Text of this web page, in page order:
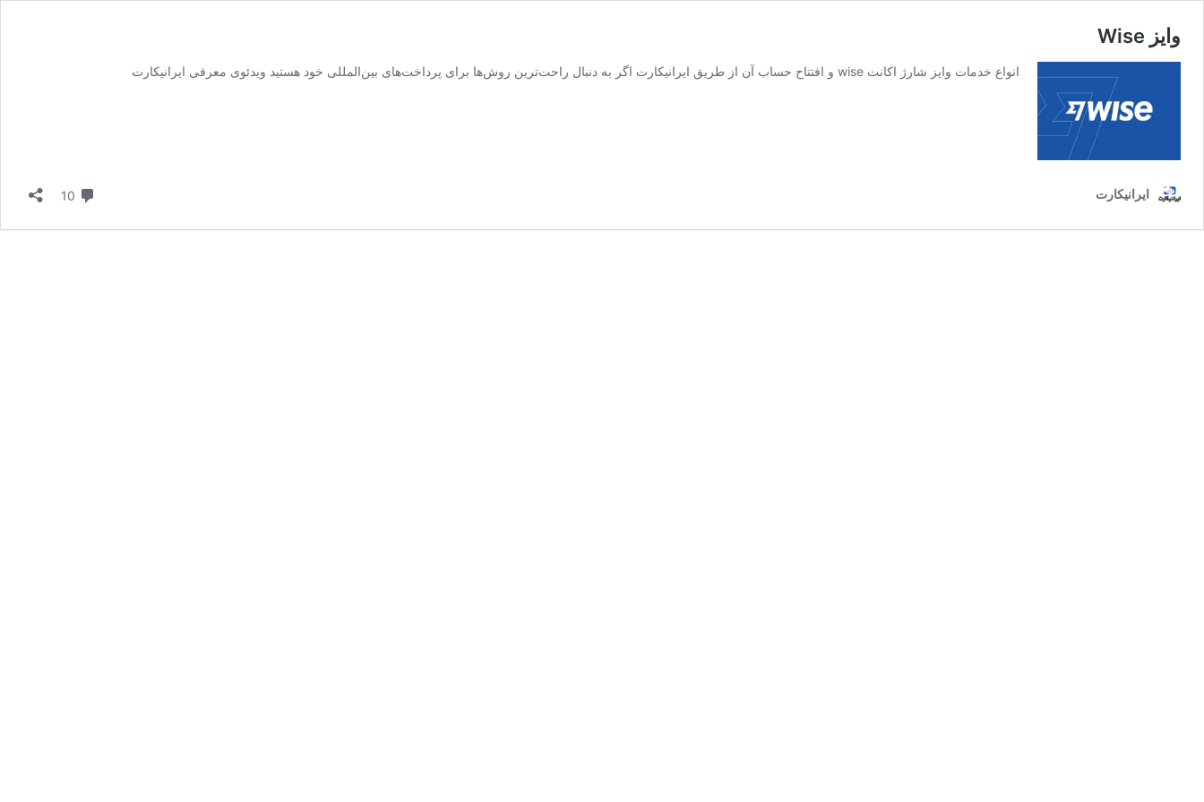
وایز Wise
انواع خدمات وایز شارژ اکانت wise و افتتاح حساب آن از طریق ایرانیکارت اگر به دنبال راحت‌ترین روش‌ها برای پرداخت‌های بین‌المللی خود هستید ویدئوی معرفی ایرانیکارت
ایرانیکارت دیدگاه